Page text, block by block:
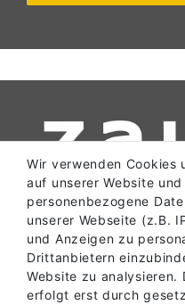
SERVICE
Wir verwenden Cookies
auf unserer Website
personenbezogene
unserer Webseite (z.B.
und Anzeigen zu
Drittanbietern
Website zu analysieren.
erfolgt erst durch